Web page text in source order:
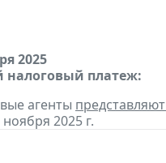
2025
налоговый платеж:
агенты представляют
2025 г.